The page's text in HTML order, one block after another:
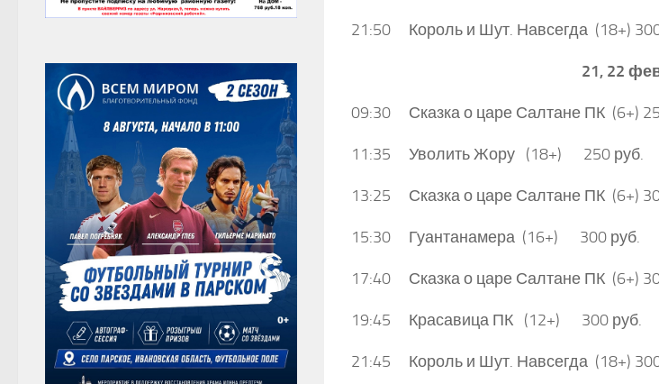
21:50 Король и Шут. Навсегда (18+)
21, 22
09:30 Сказка о царе Салтане ПК (6+)
11:35 Уволить Жору (18+) 250 руб.
13:25 Сказка о царе Салтане ПК (6+)
15:30 Гуантанамера (16+) 300 руб.
17:40 Сказка о царе Салтане ПК (6+)
19:45 Красавица ПК (12+) 300 руб.
21:45 Король и Шут. Навсегда (18+)